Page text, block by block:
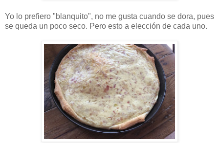
Yo lo prefiero "blanquito", no me gusta cuando se dora, pues
se queda un poco seco. Pero esto a elección de cada uno.